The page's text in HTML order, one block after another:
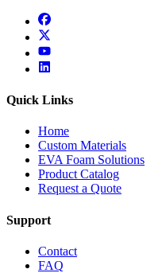
facebook
x
youtube
linkedin
Quick Links
Home
Custom Materials
EVA Foam Solutions
Product Catalog
Request a Quote
Support
Contact
FAQ